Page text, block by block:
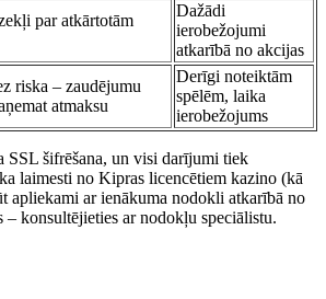
par atkārtotām
Dažādi
ierobežojumi
atkarībā no akcijas
riska – zaudējumu
atmaksu
Derīgi noteiktām
spēlēm, laika
ierobežojums
SSL šifrēšana, un visi darījumi tiek
laimesti no Kipras licencētiem kazino (kā
apliekami ar ienākuma nodokli atkarībā no
– konsultējieties ar nodokļu speciālistu.